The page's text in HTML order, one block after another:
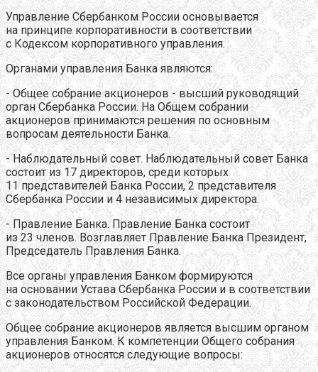
Управление Сбербанком России основывается
на принципе корпоративности в соответствии
с Кодексом корпоративного управления.
Органами управления Банка являются:
- Общее собрание акционеров - высший руководящий
орган Сбербанка России. На Общем собрании
акционеров принимаются решения по основным
вопросам деятельности Банка.
- Наблюдательный совет. Наблюдательный совет Банка
состоит из 17 директоров, среди которых
11 представителей Банка России, 2 представителя
Сбербанка России и 4 независимых директора.
- Правление Банка. Правление Банка состоит
из 23 членов. Возглавляет Правление Банка Президент,
Председатель Правления Банка.
Все органы управления Банком формируются
на основании Устава Сбербанка России и в соответствии
с законодательством Российской Федерации.
Общее собрание акционеров является высшим органом
управления Банком. К компетенции Общего собрания
акционеров относятся следующие вопросы: